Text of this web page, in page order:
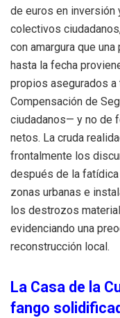
de euros en inversión
colectivos
con amargura que
hasta la fecha
propios asegurados
Compensación de
ciudadanos— y no de
netos. La cruda
frontalmente los
después de la
zonas urbanas e
los destrozos
evidenciando una
reconstrucción local.
La Casa de la
fango